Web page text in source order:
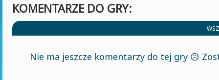
KOMENTARZE DO GRY:
Nie ma jeszcze komentarzy do tej gry 😥